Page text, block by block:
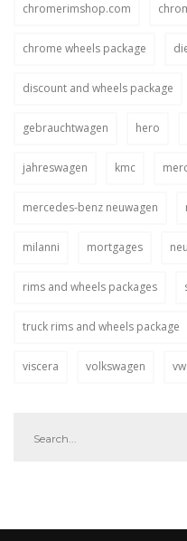
chromerimshop.com
chrome wheels package
discount and wheels package
gebrauchtwagen hero
jahreswagen kmc
mercedes-benz neuwagen
milanni mortgages
rims and wheels packages
truck rims and wheels package
viscera volkswagen vw